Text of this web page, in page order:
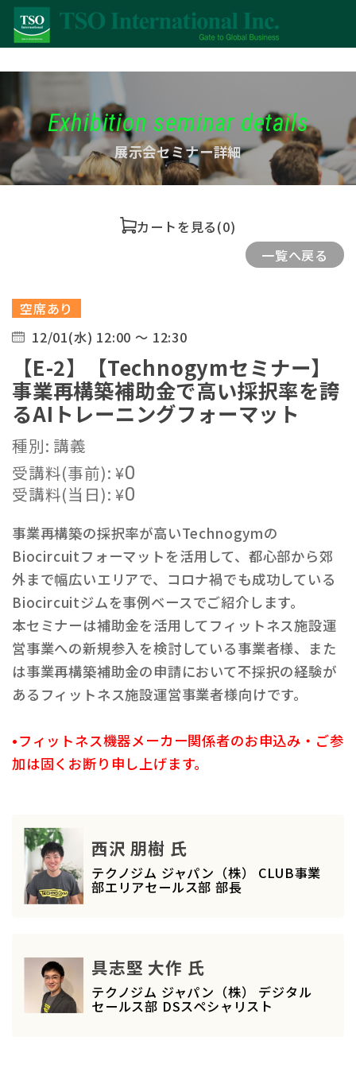
Exhibition seminar details
展示会セミナー詳細
カートを見る(0)
一覧へ戻る
空席あり
12/01(水) 12:00 ～ 12:30
【E-2】【Technogymセミナー】
事業再構築補助金で高い採択率を誇
るAIトレーニングフォーマット
種別: 講義
受講料(事前):¥0
受講料(当日):¥0
事業再構築の採択率が高いTechnogymの
Biocircuitフォーマットを活用して、都心部から郊
外まで幅広いエリアで、コロナ禍でも成功している
Biocircuitジムを事例ベースでご紹介します。
本セミナーは補助金を活用してフィットネス施設運
営事業への新規参入を検討している事業者様、また
は事業再構築補助金の申請において不採択の経験が
あるフィットネス施設運営事業者様向けです。
•フィットネス機器メーカー関係者のお申込み・ご参
加は固くお断り申し上げます。
西沢 朋樹 氏
テクノジム ジャパン（株） CLUB事業
部エリアセールス部 部長
具志堅 大作 氏
テクノジム ジャパン（株） デジタル
セールス部 DSスペシャリスト